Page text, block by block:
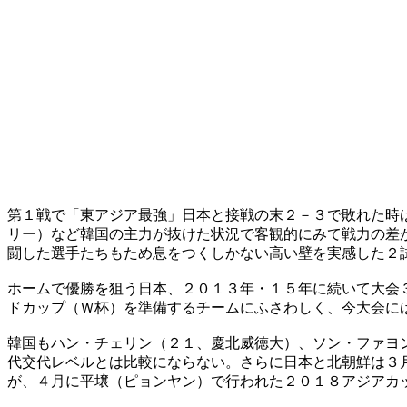
第１戦で「東アジア最強」日本と接戦の末２－３で敗れた
リー）など韓国の主力が抜けた状況で客観的にみて戦力の
闘した選手たちもため息をつくしかない高い壁を実感した２
ホームで優勝を狙う日本、２０１３年・１５年に続いて大
ドカップ（Ｗ杯）を準備するチームにふさわしく、今大会
韓国もハン・チェリン（２１、慶北威徳大）、ソン・ファ
代交代レベルとは比較にならない。さらに日本と北朝鮮は
が、４月に平壌（ピョンヤン）で行われた２０１８アジア